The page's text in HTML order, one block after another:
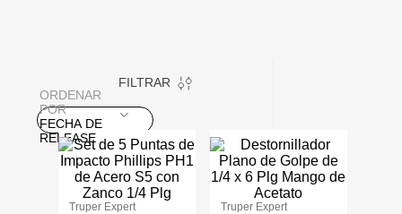
FILTRAR
ORDENAR
POR
FECHA DE
RELEASE
Truper Expert Truper Expert